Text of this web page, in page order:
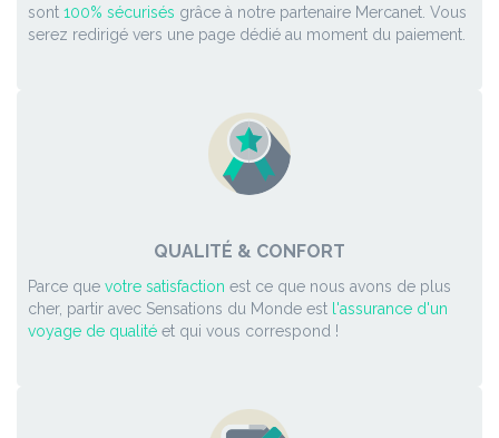
sont 100% sécurisés grâce à notre partenaire Mercanet. Vous
serez redirigé vers une page dédié au moment du paiement.
QUALITÉ & CONFORT
Parce que votre satisfaction est ce que nous avons de plus
cher, partir avec Sensations du Monde est l'assurance d'un
voyage de qualité et qui vous correspond !